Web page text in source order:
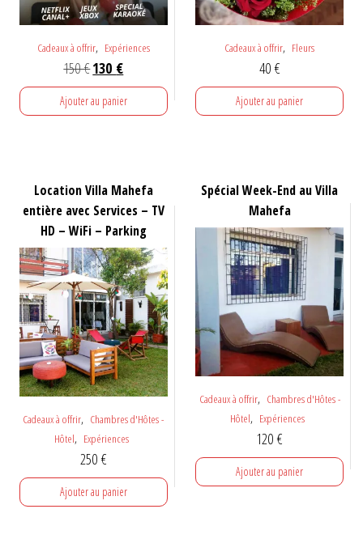
Cadeaux à offrir, Expériences
150€Le
prix
initial
130 €Le
prix
actuel
Ajouter au panier
Cadeaux à offrir, Fleurs
40€
Ajouter au panier
Location Villa Mahefa
entière avec Services – TV
HD – WiFi – Parking
Cadeaux à offrir, Chambres d'Hôtes -
Hôtel, Expériences
250€
Ajouter au panier
Spécial Week-End au Villa
Mahefa
Cadeaux à offrir, Chambres d'Hôtes -
Hôtel, Expériences
120€
Ajouter au panier